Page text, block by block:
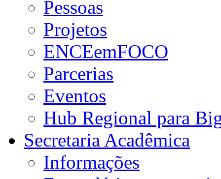
Pessoas
Projetos
ENCEemFOCO
Parcerias
Eventos
Hub Regional para
Secretaria Acadêmica
Informações